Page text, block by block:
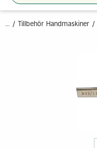
... Tillbehör Handmaskiner